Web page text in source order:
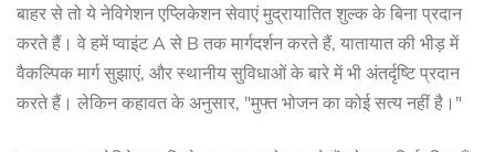
बाहर से तो ये नेविगेशन एप्लिकेशन सेवाएं मुद्रायातित शुल्क के बिना प्रदान
करते हैं। वे हमें प्वाइंट A से B तक मार्गदर्शन करते हैं, यातायात की भीड़ में
वैकल्पिक मार्ग सुझाएं, और स्थानीय सुविधाओं के बारे में भी अंतर्दृष्टि प्रदान
करते हैं। लेकिन कहावत के अनुसार, "मुफ्त भोजन का कोई सत्य नहीं है।"